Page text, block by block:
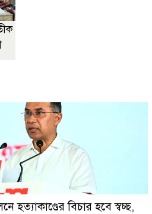
হত্যাকাণ্ডের বিচার হবে স্বচ্ছ,